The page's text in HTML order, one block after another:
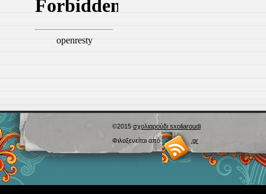
©2015 σχολιαρούδι sxoliaroudi
Φιλοξενείται απόBlogs.sch.gr